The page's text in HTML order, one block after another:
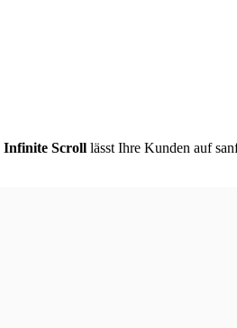
Infinite Scroll lässt Ihre Kunden auf